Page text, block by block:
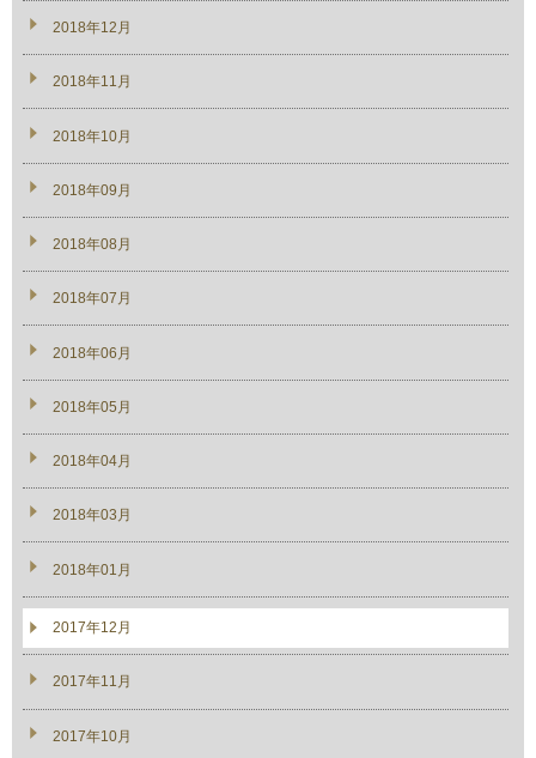
2018年12月
2018年11月
2018年10月
2018年09月
2018年08月
2018年07月
2018年06月
2018年05月
2018年04月
2018年03月
2018年01月
2017年12月
2017年11月
2017年10月